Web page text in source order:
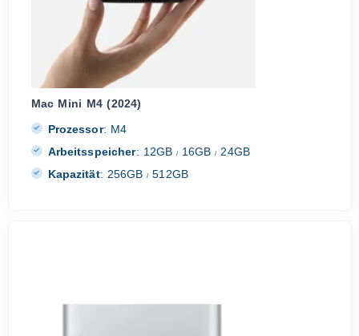
Mac Mini M4 (2024)
Prozessor: M4
Arbeitsspeicher: 12GB / 16GB/ 24GB
Kapazität: 256GB/ 512GB